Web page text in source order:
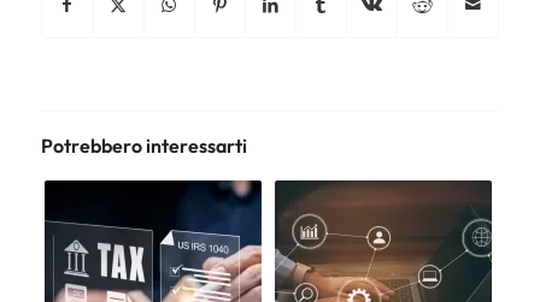
Potrebbero interessarti